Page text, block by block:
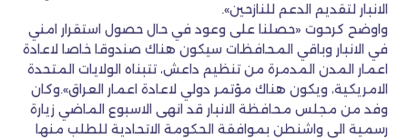
الانبار لتقديم الدعم للنازحين».
واوضح كرحوت «حصلنا على وعود في حال حصول استقرار امني
في الانبار وباقي المحافظات سيكون هناك صندوقا خاصا لاعادة
اعمار المدن المدمرة من تنظيم داعش، تتبناه الولايات المتحدة
الامريكية، ويكون هناك مؤتمر دولي لاعادة اعمار العراق».وكان
وفد من مجلس محافظة الانبار قد انهى الاسبوع الماضي زيارة
رسمية الى واشنطن بموافقة الحكومة الاتحادية للطلب منها